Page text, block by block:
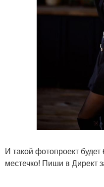
И такой фотопроект
местечко! Пиши в Директ